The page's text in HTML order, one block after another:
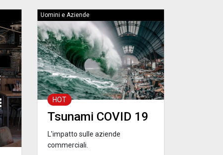
Uomini e Aziende
HOT
Tsunami COVID 19
L'impatto sulle aziende
commerciali.